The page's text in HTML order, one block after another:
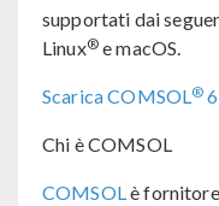
supportati dai
Linux®e macOS.
Scarica COMSOL®
Chi è COMSOL
COMSOLè